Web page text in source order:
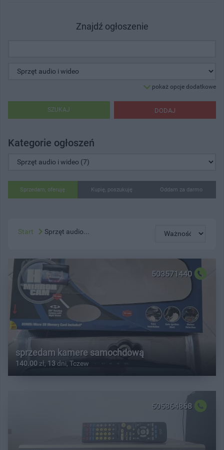
Znajdź ogłoszenie
pokaż opcje dodatkowe
DODAJ
SZUKAJ
Kategorie ogłoszeń
Sprzedam, oferuję Kupię, poszukuję Oddam za darmo
Start Sprzęt audio...
503571440
sprzedam kamere samochdową
140.00 zł, 13 dni, Tczew
505864868